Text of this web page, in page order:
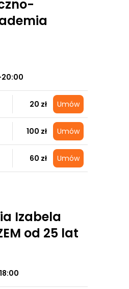
20 zł Umów
100 zł Umów
60 zł Umów
Izabela
od 25 lat